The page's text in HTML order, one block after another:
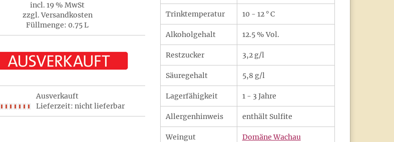
incl. 19 % MwSt
zzgl. Versandkosten
Füllmenge: 0.75 L
Ausverkauft
Lieferzeit: nicht lieferbar
Trinktemperatur 10 - 12 ° C
Alkoholgehalt 12.5 % Vol.
Restzucker 3,2 g/l
Säuregehalt 5,8 g/l
Lagerfähigkeit 1 - 3 Jahre
Allergenhinweis enthält Sulfite
Weingut Domäne Wachau